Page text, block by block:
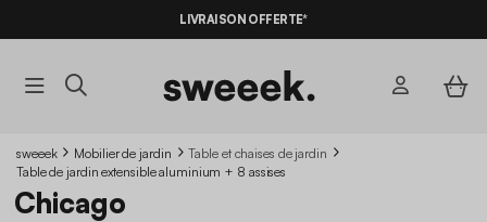
LIVRAISON OFFERTE*
sweeek Mobilier de jardin
Table et chaises de jardin
Table de jardin extensible aluminium + 8 assises
Chicago